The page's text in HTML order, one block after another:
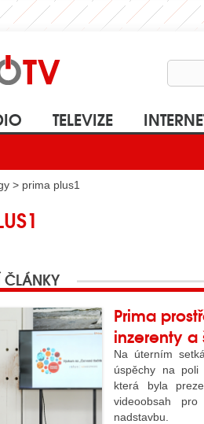
TELEVIZE
> prima plus1
ČLÁNKY
Prima
inzerenty a
Na úterním
úspěchy na poli
která byla
videoobsah
nadstavbu.